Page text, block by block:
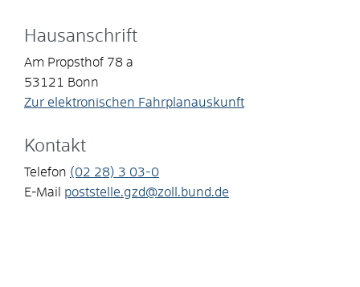
Hausanschrift
Am Propsthof 78 a
53121
Bonn
Zur elektronischen Fahrplanauskunft
Kontakt
Telefon (02 28) 3 03-0
E-Mail
poststelle.gzd@zoll.bund.de